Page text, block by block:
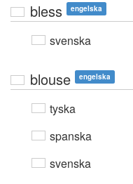
bless engelska
svenska
blouse engelska
tyska
spanska
svenska